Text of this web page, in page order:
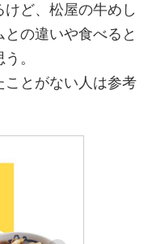
ど、松屋の牛めし
の違いや食べると
。
とがない人は参考